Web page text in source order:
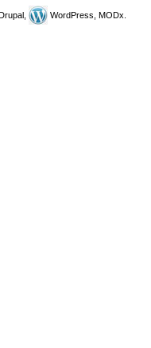
WordPress, MODx.